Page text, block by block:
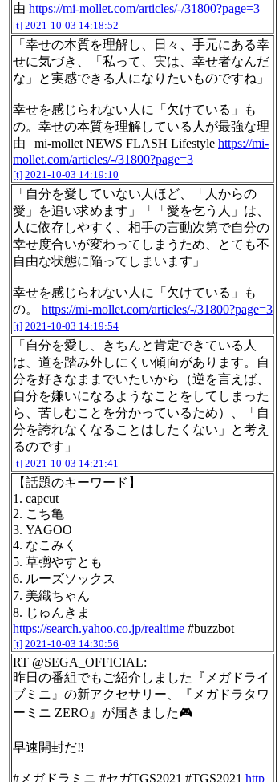
由 https://mi-mollet.com/articles/-/31800?page=3
[t] 2021-10-03 14:18:52
「幸せの本質を理解し、日々、手元にある幸
せに気づき、「私って、実は、幸せ者なんだ
な」と実感できる人になりたいものですね」
幸せを感じられない人に「欠けている」も
の。幸せの本質を理解している人が最強な理
由 | mi-mollet NEWS FLASH Lifestyle https://mi-
mollet.com/articles/-/31800?page=3
[t] 2021-10-03 14:19:10
「自分を愛していない人ほど、「人からの
愛」を追い求めます」「「愛を乞う人」は、
人に依存しやすく、相手の言動次第で自分の
幸せ度合いが変わってしまうため、とても不
自由な状態に陥ってしまいます」
幸せを感じられない人に「欠けている」も
の。 https://mi-mollet.com/articles/-/31800?page=3
[t] 2021-10-03 14:19:54
「自分を愛し、きちんと肯定できている人
は、道を踏み外しにくい傾向があります。自
分を好きなままでいたいから（逆を言えば、
自分を嫌いになるようなことをしてしまった
ら、苦しむことを分かっているため）、「自
分を誇れなくなることはしたくない」と考え
るのです」
[t] 2021-10-03 14:21:41
【話題のキーワード】
1. capcut
2. こち亀
3. YAGOO
4. なこみく
5. 草彅やすとも
6. ルーズソックス
7. 美織ちゃん
8. じゅんきま
https://search.yahoo.co.jp/realtime #buzzbot
[t] 2021-10-03 14:30:56
RT @SEGA_OFFICIAL:
昨日の番組でもご紹介しました『メガドライ
ブミニ』の新アクセサリー、『メガドラタワ
ーミニ ZERO』が届きました🎮
早速開封だ‼
#メガドラミニ #セガTGS2021 #TGS2021 http